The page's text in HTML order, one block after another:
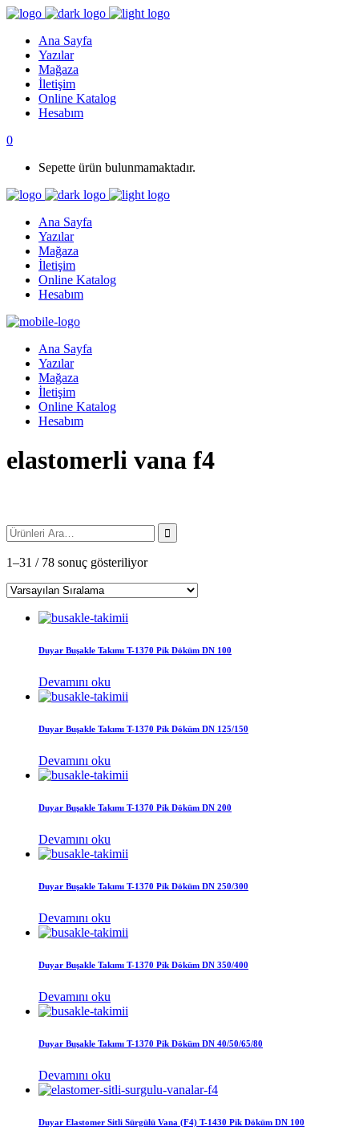
Ana Sayfa
Yazılar
Mağaza
İletişim
Online Katalog
Hesabım
0
Sepette ürün bulunmamaktadır.
Ana Sayfa
Yazılar
Mağaza
İletişim
Online Katalog
Hesabım
Ana Sayfa
Yazılar
Mağaza
İletişim
Online Katalog
Hesabım
elastomerli vana f4
1–31 / 78 sonuç gösteriliyor
Duyar Buşakle Takımı T-1370 Pik Döküm DN 100
Devamını oku
Duyar Buşakle Takımı T-1370 Pik Döküm DN 125/150
Devamını oku
Duyar Buşakle Takımı T-1370 Pik Döküm DN 200
Devamını oku
Duyar Buşakle Takımı T-1370 Pik Döküm DN 250/300
Devamını oku
Duyar Buşakle Takımı T-1370 Pik Döküm DN 350/400
Devamını oku
Duyar Buşakle Takımı T-1370 Pik Döküm DN 40/50/65/80
Devamını oku
Duyar Elastomer Sitli Sürgülü Vana (F4) T-1430 Pik Döküm DN 100